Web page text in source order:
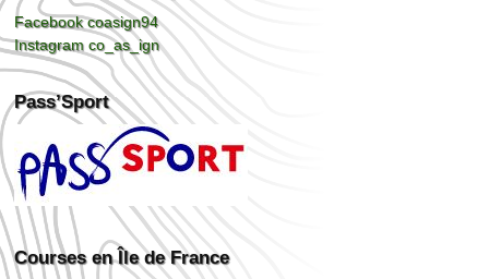
Facebook coasign94
Instagram co_as_ign
Pass’Sport
Courses en Île de France